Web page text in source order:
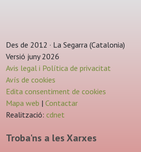
Des de 2012 · La Segarra (Catalonia)
Versió juny 2026
Avis legal i Política de privacitat
Avís de cookies
Edita consentiment de cookies
Mapa web | Contactar
Realització: cdnet
Troba'ns a les Xarxes